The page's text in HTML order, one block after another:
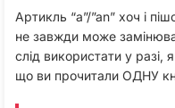
Артикль “a”/”an” хоч і
не завжди може
слід використати у разі,
що ви прочитали ОДНУ